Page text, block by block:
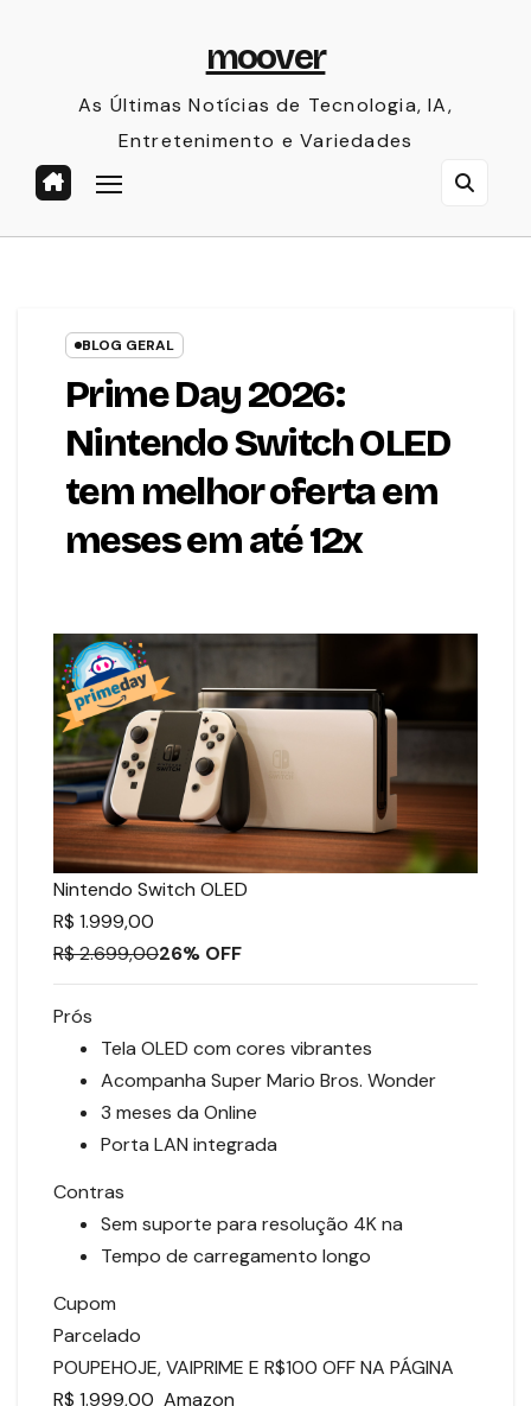
moover
As Últimas Notícias de Tecnologia, IA,
Entretenimento e Variedades
BLOG GERAL
Prime Day 2026:
Nintendo Switch OLED
tem melhor oferta em
meses em até 12x
Nintendo Switch OLED
R$ 1.999,00
R$ 2.699,0026% OFF
Prós
Tela OLED com cores vibrantes
Acompanha Super Mario Bros. Wonder
3 meses da Online
Porta LAN integrada
Contras
Sem suporte para resolução 4K na
Tempo de carregamento longo
Cupom
Parcelado
POUPEHOJE, VAIPRIME E R$100 OFF NA PÁGINA
R$ 1.999,00 Amazon